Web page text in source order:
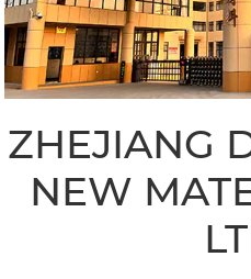
ZHEJIANG
NEW